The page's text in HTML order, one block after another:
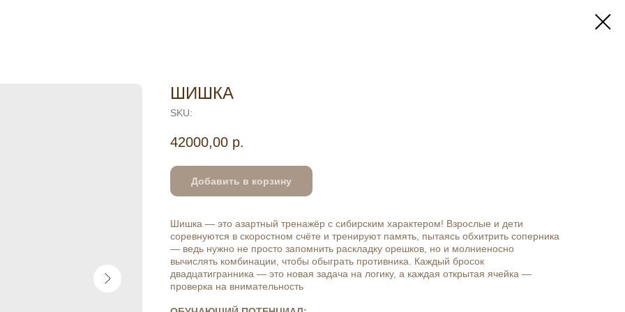
ШИШКА
SKU:
42000,00 р.
Добавить в корзину
Шишка — это азартный тренажёр с сибирским характером! Взрослые и дети
соревнуются в скоростном счёте и тренируют память, пытаясь обхитрить соперника
— ведь нужно не просто запомнить раскладку орешков, но и молниеносно
вычислять комбинации, чтобы обыграть противника. Каждый бросок
двадцатигранника — это новая задача на логику, а каждая открытая ячейка —
проверка на внимательность